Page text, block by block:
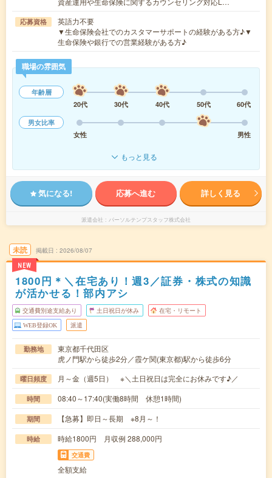
応募資格
英語力不要
▼生命保険会社でのカスタマーサポートの経験がある方♪▼
生命保険や銀行での営業経験がある方♪
職場の雰囲気
年齢層
20代
30代 40代 50代
60代
男女比率
女性
男性
もっと見る
気になる! 応募へ進む 詳しく見る
派遣会社 パーソルテンプスタッフ株式会社
未読
NEW
掲載日 2026/08/07
1800円＊＼在宅あり！週3／証券・株式の知識
が活かせる！部内アシ
交通費別途支給あり 土日祝日が休み 在宅・リモート
WEB登録OK 派遣
勤務地
東京都千代田区
虎ノ門駅から徒歩2分／霞ケ関(東京都)駅から徒歩6分
曜日頻度 月～金（週5日） ※＼土日祝日は完全にお休みです♪／
時間 08:40～17:40(実働8時間 休憩1時間)
期間 【急募】即日～長期 ※8月～！
時給 時給1800円 月収例 288,000円
交通費
全額支給